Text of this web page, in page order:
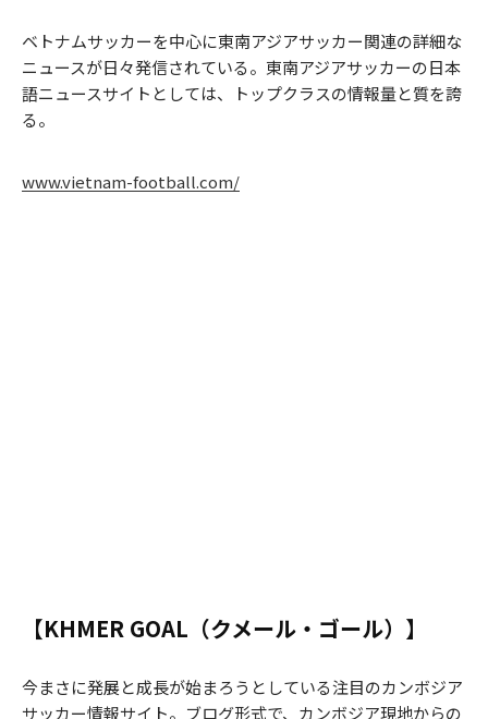
ベトナムサッカーを中心に東南アジアサッカー関連の詳細な
ニュースが日々発信されている。東南アジアサッカーの日本
語ニュースサイトとしては、トップクラスの情報量と質を誇
る。
www.vietnam-football.com/
【KHMER GOAL（クメール・ゴール）】
今まさに発展と成長が始まろうとしている注目のカンボジア
サッカー情報サイト。ブログ形式で、カンボジア現地からの